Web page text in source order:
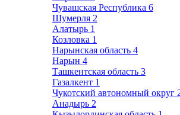
Чувашская Республика 6
Шумерля 2
Алатырь 1
Козловка 1
Нарынская область 4
Нарын 4
Ташкентская область 3
Газалкент 1
Чукотский автономный округ
Анадырь 2